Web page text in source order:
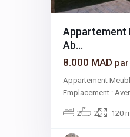
Appartement
Ab...
8.000 MAD
Appartement
Emplacement :
2 2 120